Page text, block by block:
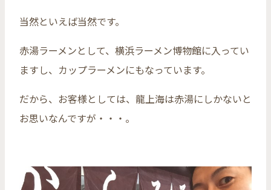
当然といえば当然です。
赤湯ラーメンとして、横浜ラーメン博物館に入ってい
ますし、カップラーメンにもなっています。
だから、お客様としては、龍上海は赤湯にしかないと
お思いなんですが・・・。